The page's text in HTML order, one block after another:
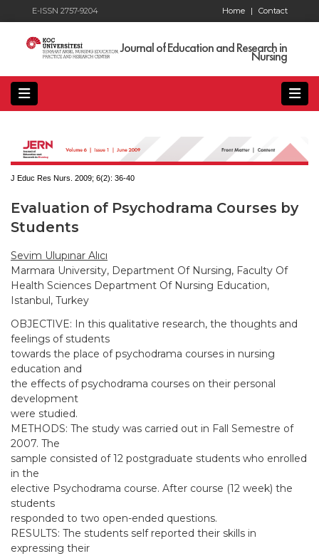
E-ISSN 2757-9204 Contact
Home |
Journal of Education and Research in
Nursing
J Educ Res Nurs. 2009; 6(2): 36-40
Evaluation of Psychodrama Courses by
Students
Sevim Ulupınar Alıcı
Marmara University, Department Of Nursing, Faculty Of
Health Sciences Department Of Nursing Education,
Istanbul, Turkey
OBJECTIVE: In this qualitative research, the thoughts and
feelings of students
towards the place of psychodrama courses in nursing
education and
the effects of psychodrama courses on their personal
development
were studied.
METHODS: The study was carried out in Fall Semestre of
2007. The
sample consisted of 12 postgraduate students who enrolled
in the
elective Psychodrama course. After course (12 week) the
students
responded to two open-ended questions.
RESULTS: The students self reported their skills in
expressing their